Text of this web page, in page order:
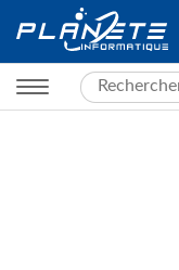
Search
for: